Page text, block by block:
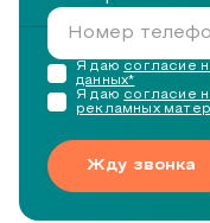
Жду звонка
Я даю согласие
данных*
Я даю согласие
рекламных